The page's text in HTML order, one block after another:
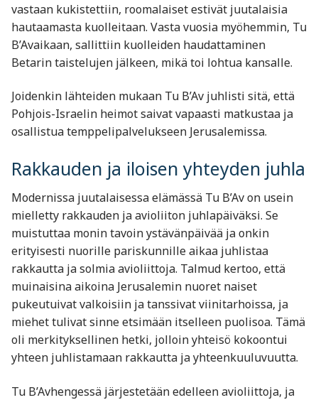
vastaan kukistettiin, roomalaiset estivät juutalaisia
hautaamasta kuolleitaan. Vasta vuosia myöhemmin, Tu
B’Avaikaan, sallittiin kuolleiden haudattaminen
Betarin taistelujen jälkeen, mikä toi lohtua kansalle.
Joidenkin lähteiden mukaan Tu B’Av juhlisti sitä, että
Pohjois-Israelin heimot saivat vapaasti matkustaa ja
osallistua temppelipalvelukseen Jerusalemissa.
Rakkauden ja iloisen yhteyden juhla
Modernissa juutalaisessa elämässä Tu B’Av on usein
mielletty rakkauden ja avioliiton juhlapäiväksi. Se
muistuttaa monin tavoin ystävänpäivää ja onkin
erityisesti nuorille pariskunnille aikaa juhlistaa
rakkautta ja solmia avioliittoja. Talmud kertoo, että
muinaisina aikoina Jerusalemin nuoret naiset
pukeutuivat valkoisiin ja tanssivat viinitarhoissa, ja
miehet tulivat sinne etsimään itselleen puolisoa. Tämä
oli merkityksellinen hetki, jolloin yhteisö kokoontui
yhteen juhlistamaan rakkautta ja yhteenkuuluvuutta.
Tu B’Avhengessä järjestetään edelleen avioliittoja, ja